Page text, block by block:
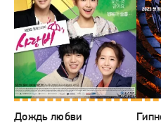
Дождь любви